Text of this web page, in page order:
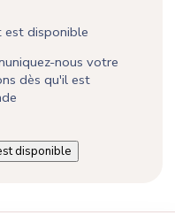
est disponible
nous votre
dès qu'il est
disponible